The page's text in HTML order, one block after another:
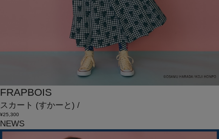
FRAPBOIS
スカート (すかーと) /
¥25,300
NEWS